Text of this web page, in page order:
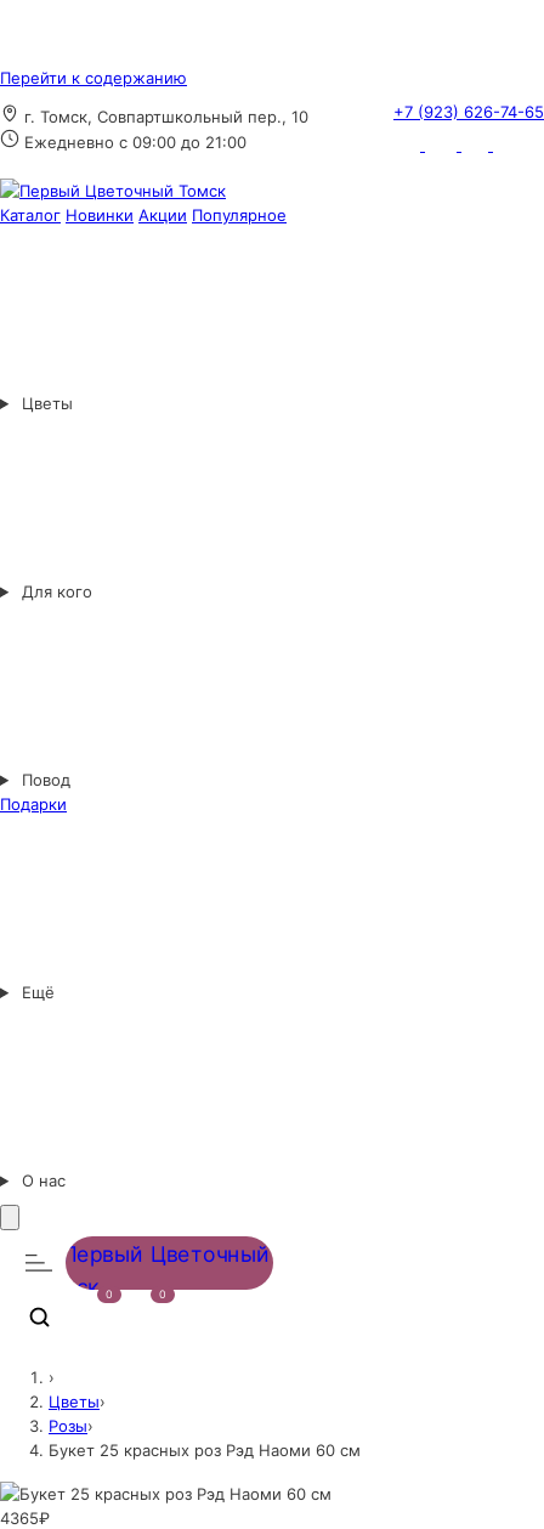
Перейти к содержанию
г. Томск, Совпартшкольный пер., 10
Ежедневно с 09:00 до 21:00
+7 (923) 626-74-65
Каталог Новинки Акции Популярное
Цветы
Для кого
Повод
Подарки
Ещё
О нас
0 0
›
Цветы›
Розы›
Букет 25 красных роз Рэд Наоми 60 см
4365₽